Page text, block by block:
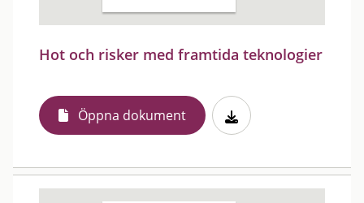
Hot och risker med framtida teknologier
Öppna dokument